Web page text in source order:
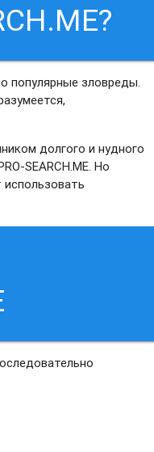
популярные зловреды.
долгого и нудного
SEARCH.ME. Но